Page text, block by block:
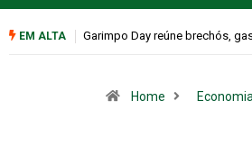
EM ALTA Bugonia transforma paranoia e
Home Economia